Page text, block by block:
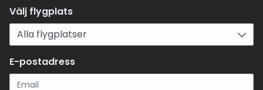
Välj flygplats
E-postadress